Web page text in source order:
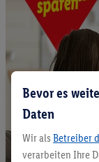
Bevor es
Daten
Wir als Betreiber
verarbeiten Ihre